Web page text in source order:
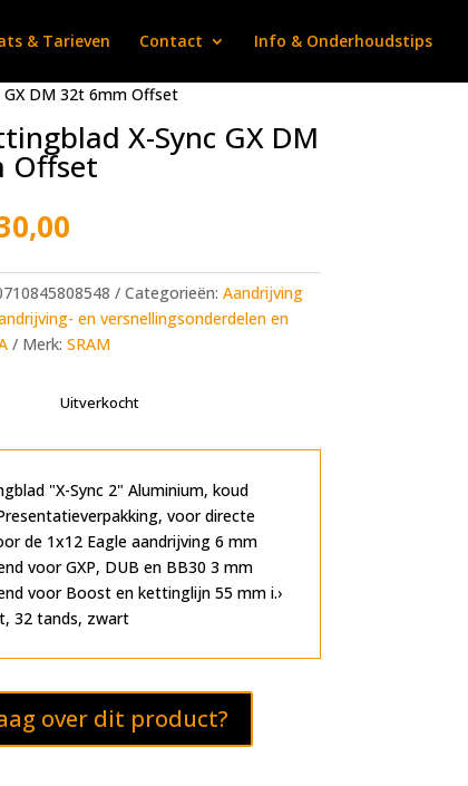
& Tarieven Contact Info & Onderhoudstips
GX DM 32t 6mm Offset
X-Sync GX DM
Offset
Huidige
is:
€30,00.Categorieën: Aandrijving
en versnellingsonderdelen en
Merk: SRAM
Uitverkocht
"X-Sync 2" Aluminium, koud
voor directe
de 1x12 Eagle aandrijving 6 mm
voor GXP, DUB en BB30 3 mm
voor Boost en kettinglijn 55 mm i.›
32 tands, zwart
over dit product?